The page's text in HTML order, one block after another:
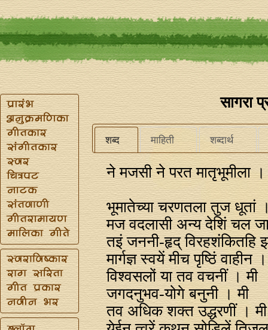
सागरा
शब्द माहिती शब्दार्थ
ने मजसी ने परत मातृभूमीला
भूमातेच्या चरणतला तुज धूतां ।
मज वदलासी अन्य देशिं चल
त‍इं जननी-हृद्‌ विरहशंकितहि
मार्गज्ञ स्वयें मीच पृष्ठिं
विश्वसलों या तव वचनीं । मी
जगदनुभव-योगे बनुनी । मी
तव अधिक शक्त उद्धरणीं । मी